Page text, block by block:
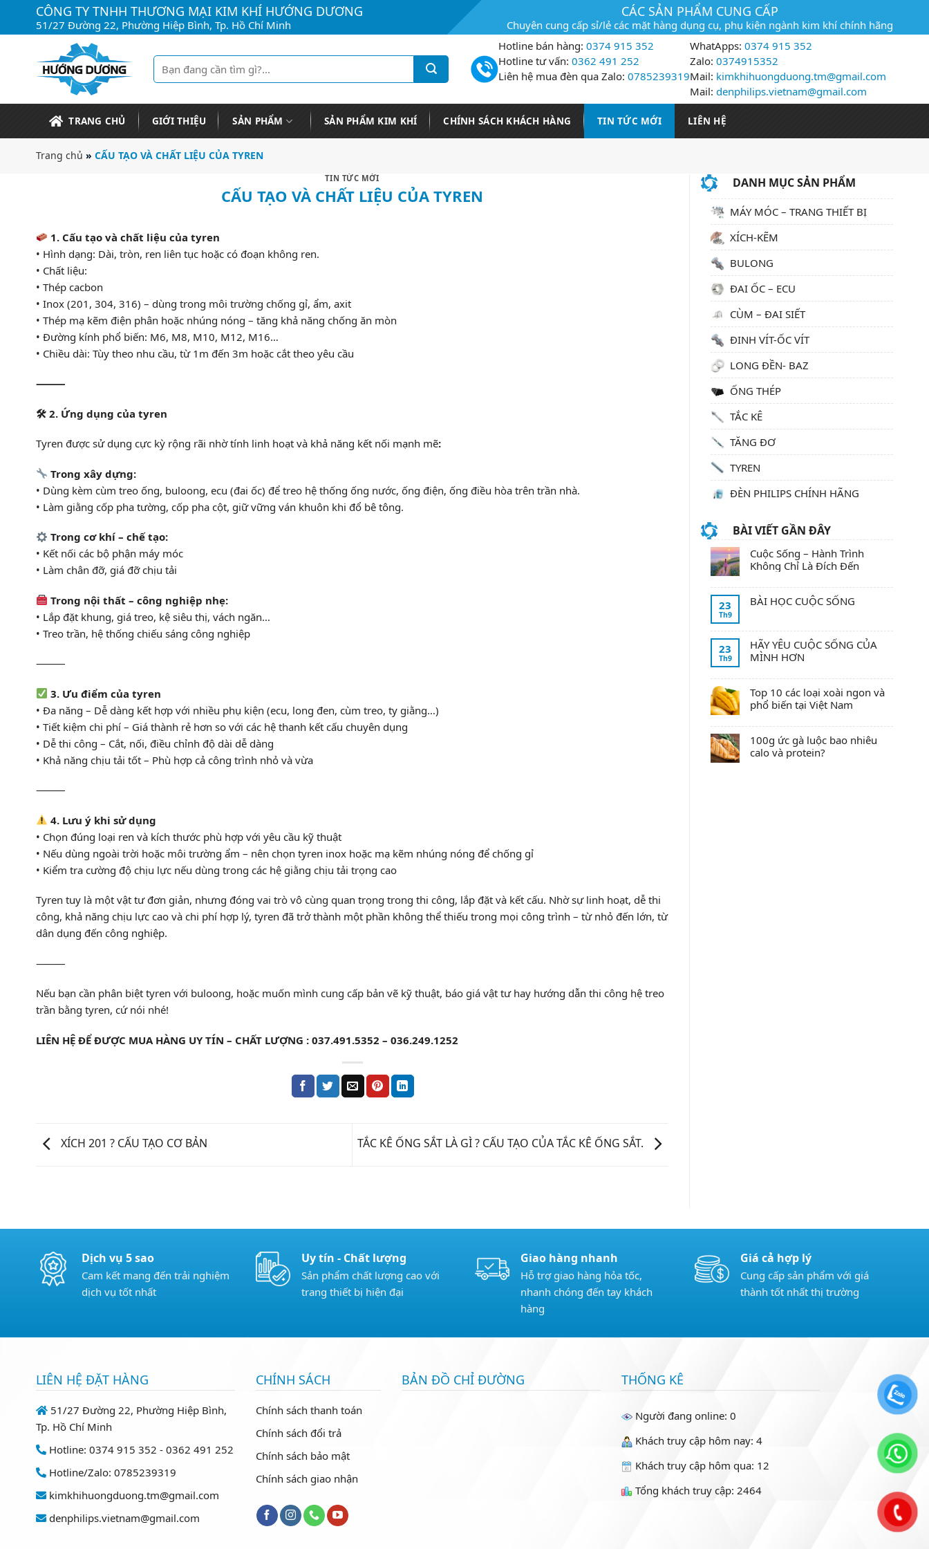
CÔNG TY TNHH THƯƠNG MẠI KIM KHÍ HƯỚNG DƯƠNG
51/27 Đường 22, Phường Hiệp Bình, Tp. Hồ Chí Minh
CÁC SẢN PHẨM CUNG CẤP
Chuyên cung cấp sỉ/lẻ các mặt hàng dụng cụ, phụ kiện ngành kim khí chính hãng
Tìm
kiếm:
Hotline bán hàng: 0374 915 352
Hotline tư vấn: 0362 491 252
Liên hệ mua đèn qua Zalo: 0785239319
WhatApps: 0374 915 352
Zalo: 0374915352
Mail: kimkhihuongduong.tm@gmail.com
Mail: denphilips.vietnam@gmail.com
TRANG CHỦ GIỚI THIỆU SẢN PHẨM SẢN PHẨM KIM KHÍ CHÍNH SÁCH KHÁCH HÀNG TIN TỨC MỚI LIÊN HỆ
Trang chủ » CẤU TẠO VÀ CHẤT LIỆU CỦA TYREN
TIN TỨC MỚI
CẤU TẠO VÀ CHẤT LIỆU CỦA TYREN
1. Cấu tạo và chất liệu của tyren
• Hình dạng: Dài, tròn, ren liên tục hoặc có đoạn không ren.
• Chất liệu:
• Thép cacbon
• Inox (201, 304, 316) – dùng trong môi trường chống gỉ, ẩm, axit
• Thép mạ kẽm điện phân hoặc nhúng nóng – tăng khả năng chống ăn mòn
• Đường kính phổ biến: M6, M8, M10, M12, M16…
• Chiều dài: Tùy theo nhu cầu, từ 1m đến 3m hoặc cắt theo yêu cầu
⸻
🛠 2. Ứng dụng của tyren
Tyren được sử dụng cực kỳ rộng rãi nhờ tính linh hoạt và khả năng kết nối mạnh mẽ:
Trong xây dựng:
• Dùng kèm cùm treo ống, buloong, ecu (đai ốc) để treo hệ thống ống nước, ống điện, ống điều hòa trên trần nhà.
• Làm giằng cốp pha tường, cốp pha cột, giữ vững ván khuôn khi đổ bê tông.
Trong cơ khí – chế tạo:
• Kết nối các bộ phận máy móc
• Làm chân đỡ, giá đỡ chịu tải
Trong nội thất – công nghiệp nhẹ:
• Lắp đặt khung, giá treo, kệ siêu thị, vách ngăn…
• Treo trần, hệ thống chiếu sáng công nghiệp
⸻
3. Ưu điểm của tyren
• Đa năng – Dễ dàng kết hợp với nhiều phụ kiện (ecu, long đen, cùm treo, ty giằng…)
• Tiết kiệm chi phí – Giá thành rẻ hơn so với các hệ thanh kết cấu chuyên dụng
• Dễ thi công – Cắt, nối, điều chỉnh độ dài dễ dàng
• Khả năng chịu tải tốt – Phù hợp cả công trình nhỏ và vừa
⸻
4. Lưu ý khi sử dụng
• Chọn đúng loại ren và kích thước phù hợp với yêu cầu kỹ thuật
• Nếu dùng ngoài trời hoặc môi trường ẩm – nên chọn tyren inox hoặc mạ kẽm nhúng nóng để chống gỉ
• Kiểm tra cường độ chịu lực nếu dùng trong các hệ giằng chịu tải trọng cao
Tyren tuy là một vật tư đơn giản, nhưng đóng vai trò vô cùng quan trọng trong thi công, lắp đặt và kết cấu. Nhờ sự linh hoạt, dễ thi
công, khả năng chịu lực cao và chi phí hợp lý, tyren đã trở thành một phần không thể thiếu trong mọi công trình – từ nhỏ đến lớn, từ
dân dụng đến công nghiệp.
⸻
Nếu bạn cần phân biệt tyren với buloong, hoặc muốn mình cung cấp bản vẽ kỹ thuật, báo giá vật tư hay hướng dẫn thi công hệ treo
trần bằng tyren, cứ nói nhé!
LIÊN HỆ ĐỂ ĐƯỢC MUA HÀNG UY TÍN – CHẤT LƯỢNG : 037.491.5352 – 036.249.1252
XÍCH 201 ? CẤU TẠO CƠ BẢN TẮC KÊ ỐNG SẮT LÀ GÌ ? CẤU TẠO CỦA TẮC KÊ ỐNG SẮT.
DANH MỤC SẢN PHẨM
MÁY MÓC – TRANG THIẾT BỊ
XÍCH-KẼM
BULONG
ĐAI ỐC – ECU
CÙM – ĐAI SIẾT
ĐINH VÍT-ỐC VÍT
LONG ĐỀN- BAZ
ỐNG THÉP
TẮC KÊ
TĂNG ĐƠ
TYREN
ĐÈN PHILIPS CHÍNH HÃNG
BÀI VIẾT GẦN ĐÂY
Cuộc Sống – Hành Trình
Không Chỉ Là Đích Đến
23
Th9
BÀI HỌC CUỘC SỐNG
23
Th9
HÃY YÊU CUỘC SỐNG CỦA
MÌNH HƠN
Top 10 các loại xoài ngon và
phổ biến tại Việt Nam
100g ức gà luộc bao nhiêu
calo và protein?
Dịch vụ 5 sao
Cam kết mang đến trải nghiệm
dịch vụ tốt nhất
Uy tín - Chất lượng
Sản phẩm chất lượng cao với
trang thiết bị hiện đại
Giao hàng nhanh
Hỗ trợ giao hàng hỏa tốc,
nhanh chóng đến tay khách
hàng
Giá cả hợp lý
Cung cấp sản phẩm với giá
thành tốt nhất thị trường
LIÊN HỆ ĐẶT HÀNG
51/27 Đường 22, Phường Hiệp Bình,
Tp. Hồ Chí Minh
Hotline: 0374 915 352 - 0362 491 252
Hotline/Zalo: 0785239319
kimkhihuongduong.tm@gmail.com
denphilips.vietnam@gmail.com
CHÍNH SÁCH
Chính sách thanh toán
Chính sách đổi trả
Chính sách bảo mật
Chính sách giao nhận
BẢN ĐỒ CHỈ ĐƯỜNG THỐNG KÊ
Người đang online: 0
Khách truy cập hôm nay: 4
Khách truy cập hôm qua: 12
Tổng khách truy cập: 2464